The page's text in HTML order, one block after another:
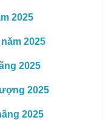
2025
2025
2025
2025
2025